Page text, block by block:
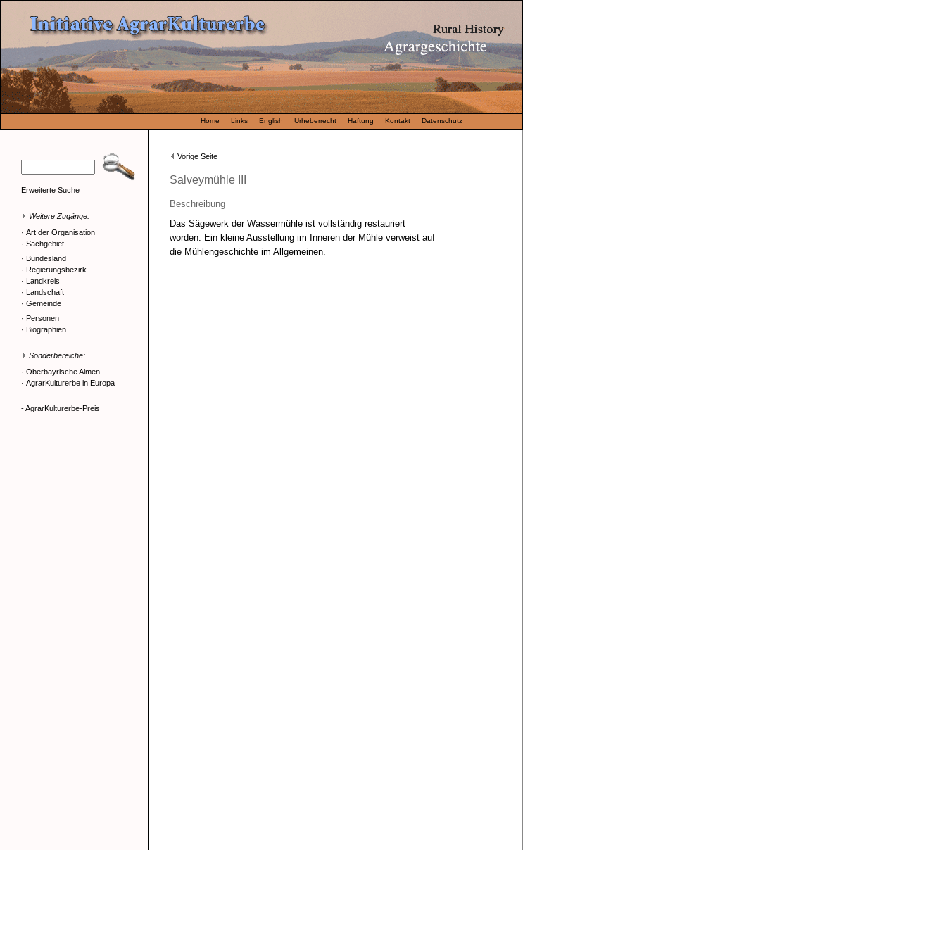
Home Links English Urheberrecht Haftung Kontakt Datenschutz
Erweiterte Suche
Weitere Zugänge:
· Art der Organisation
· Sachgebiet
· Bundesland
· Regierungsbezirk
· Landkreis
· Landschaft
· Gemeinde
· Personen
· Biographien
Sonderbereiche:
· Oberbayrische Almen
· AgrarKulturerbe in Europa
- AgrarKulturerbe-Preis
Vorige Seite
Salveymühle III
Beschreibung
Das Sägewerk der Wassermühle ist vollständig restauriert
worden. Ein kleine Ausstellung im Inneren der Mühle verweist auf
die Mühlengeschichte im Allgemeinen.